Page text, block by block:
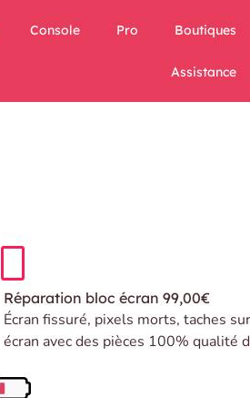
Console Pro Boutiques
Assistance
Réparation bloc écran 99,00€
Écran fissuré, pixels morts, taches
écran avec des pièces 100% qualité